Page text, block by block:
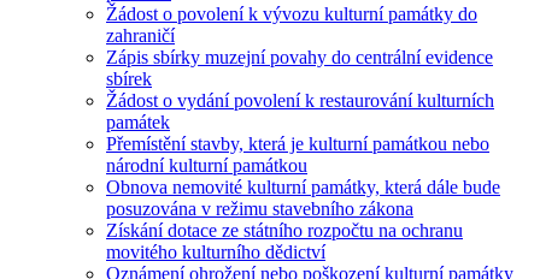
Žádost o povolení k vývozu kulturní památky do
zahraničí
Zápis sbírky muzejní povahy do centrální evidence
sbírek
Žádost o vydání povolení k restaurování kulturních
památek
Přemístění stavby, která je kulturní památkou nebo
národní kulturní památkou
Obnova nemovité kulturní památky, která dále bude
posuzována v režimu stavebního zákona
Získání dotace ze státního rozpočtu na ochranu
movitého kulturního dědictví
Oznámení ohrožení nebo poškození kulturní památky